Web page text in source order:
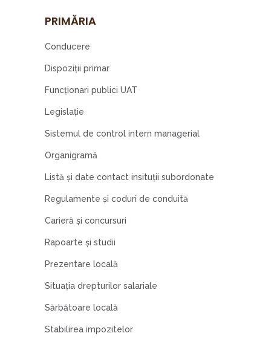
PRIMĂRIA
Conducere
Dispoziţii primar
Funcționari publici UAT
Legislaţie
Sistemul de control intern managerial
Organigramă
Listă şi date contact insituţii subordonate
Regulamente şi coduri de conduită
Carieră şi concursuri
Rapoarte şi studii
Prezentare locală
Situația drepturilor salariale
Sărbătoare locală
Stabilirea impozitelor